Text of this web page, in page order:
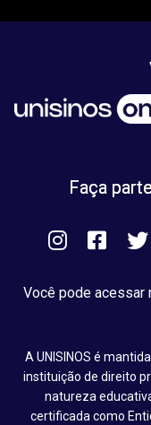
Faça
Você pode acessar
A UNISINOS é
instituição de direito
natureza
certificada como